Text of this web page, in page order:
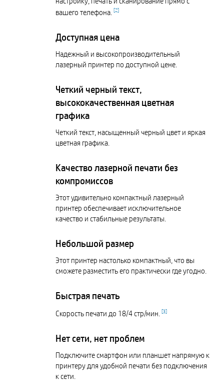
вашего телефона. [2]
Доступная цена
Надежный и высокопроизводительный
лазерный принтер по доступной цене.
Четкий черный текст,
высококачественная цветная
графика
Четкий текст, насыщенный черный цвет и яркая
цветная графика.
Качество лазерной печати без
компромиссов
Этот удивительно компактный лазерный
принтер обеспечивает исключительное
качество и стабильные результаты.
Небольшой размер
Этот принтер настолько компактный, что вы
сможете разместить его практически где угодно.
Быстрая печать
Скорость печати до 18/4 стр/мин. [3]
Нет сети, нет проблем
Подключите смартфон или планшет напрямую к
принтеру для удобной печати без подключения
к сети.